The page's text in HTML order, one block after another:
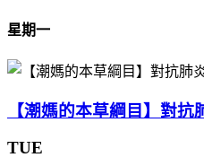
星期一
【潮媽的本草綱目】對抗
TUE